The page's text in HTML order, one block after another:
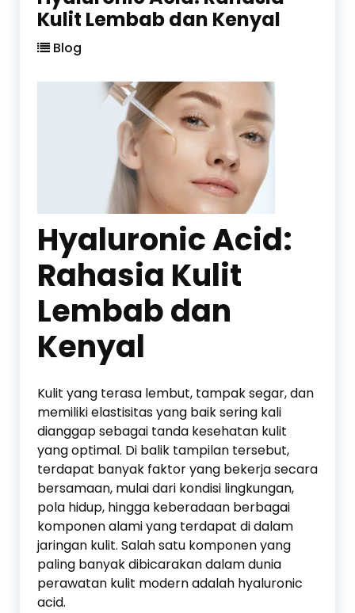
Kulit Lembab dan Kenyal
Blog
Hyaluronic Acid:
Rahasia Kulit
Lembab dan
Kenyal
Kulit yang terasa lembut, tampak segar, dan
memiliki elastisitas yang baik sering kali
dianggap sebagai tanda kesehatan kulit
yang optimal. Di balik tampilan tersebut,
terdapat banyak faktor yang bekerja secara
bersamaan, mulai dari kondisi lingkungan,
pola hidup, hingga keberadaan berbagai
komponen alami yang terdapat di dalam
jaringan kulit. Salah satu komponen yang
paling banyak dibicarakan dalam dunia
perawatan kulit modern adalah hyaluronic
acid.